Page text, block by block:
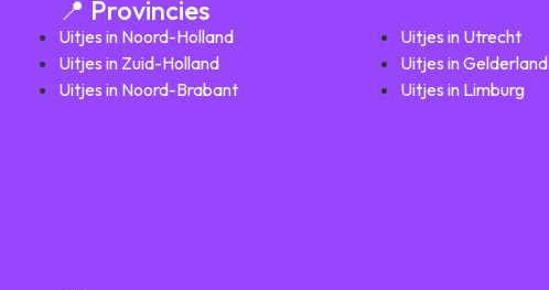
📍 Provincies
Uitjes in Noord-Holland
Uitjes in Zuid-Holland
Uitjes in Noord-Brabant
Uitjes in Utrecht
Uitjes in Gelderland
Uitjes in Limburg